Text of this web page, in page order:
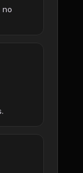
no